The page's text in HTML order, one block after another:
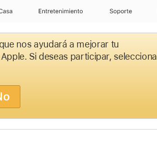
Entretenimiento Soporte
nos ayudará a mejorar tu
Si deseas participar, selecciona